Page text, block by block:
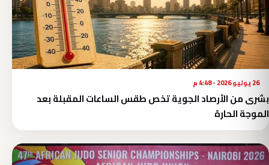
26 يوليو 2026 - 4:48 م
بشرى من الأرصاد الجوية تخص طقس الساعات المقبلة بعد
الموجة الحارة